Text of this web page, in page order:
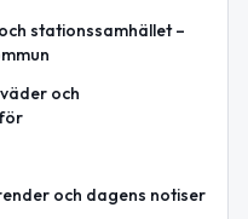
stationssamhället –
och
och dagens notiser